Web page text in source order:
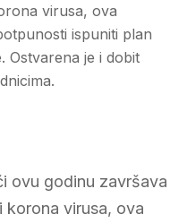
virusa, ova
ispuniti plan
Ostvarena je i dobit
ovu godinu završava
korona virusa, ova